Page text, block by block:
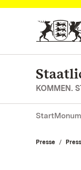
Zum
KOMMEN.
Start
Presse